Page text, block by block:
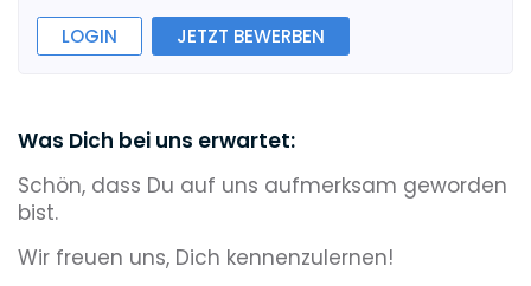
LOGIN JETZT BEWERBEN
Was Dich bei uns erwartet:
Schön, dass Du auf uns aufmerksam geworden
bist.
Wir freuen uns, Dich kennenzulernen!